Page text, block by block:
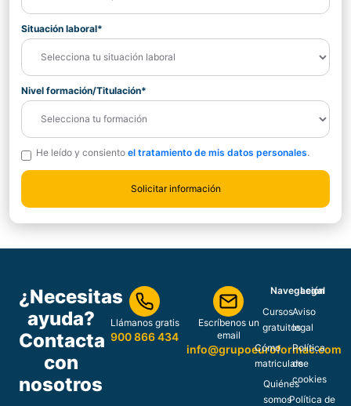
Situación laboral*
Nivel formación/Titulación*
He leído y consiento el tratamiento de mis datos personales.
¿Necesitas
ayuda?
Contacta
con
nosotros
Llámanos gratis
900 866 434
Escríbenos un
email
info@grupoeuroformac.com
Navegación
Cursos
gratuitos
Cómo
matricularse
Quiénes
somos
Legal
Aviso
legal
Política
de
cookies
Política de